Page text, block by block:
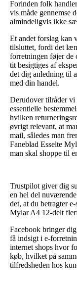
Forinden folk
vis måde gennemse
almindeligvis ikke
Et andet forslag kan
tilsluttet, fordi det
forretningen føjer de
tit besigtiges af
det dig anledning til
med din handel.
Derudover tilråder vi
essentielle
hvilken
øvrigt relevant, at
mail, således man
Faneblad Esselte
man skal shoppe til
Trustpilot giver dig
en hel del
det, at du betragter
Mylar A4 12-delt
Facebook bringer
få indsigt i e-
internet shops hvor
køb, hvilket på
tilfredsheden hos